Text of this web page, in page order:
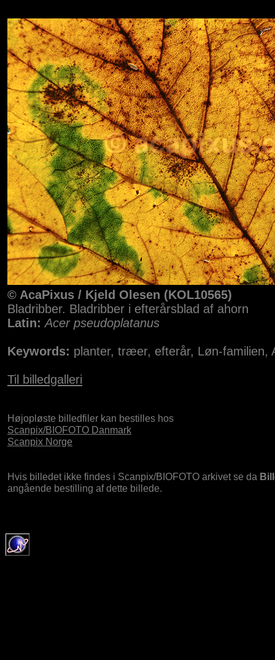
© AcaPixus / Kjeld Olesen (KOL10565)
Bladribber. Bladribber i efterårsblad af ahorn
Latin: Acer pseudoplatanus
Keywords: planter, træer, efterår, Løn-familien,
Til billedgalleri
Højopløste billedfiler kan bestilles hos
Scanpix/BIOFOTO Danmark
Scanpix Norge
Hvis billedet ikke findes i Scanpix/BIOFOTO arkivet se da
angående bestilling af dette billede.